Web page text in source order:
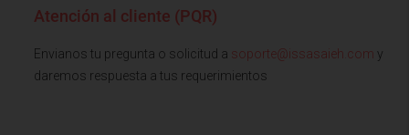
Atención al cliente (PQR)
Envianos tu pregunta o solicitud a soporte@issasaieh.com y
daremos respuesta a tus requerimientos